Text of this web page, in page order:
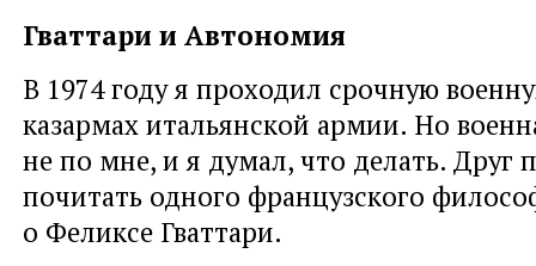
Гваттари и Автономия
В 1974 году я проходил срочную
казармах итальянской армии. Но
не по мне, и я думал, что делать. Друг
почитать одного французского
о Феликсе Гваттари.